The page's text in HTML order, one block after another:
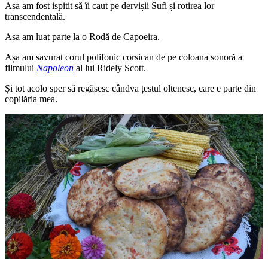
Așa am fost ispitit să îi caut pe dervișii Sufi și rotirea lor
transcendentală.
Așa am luat parte la o Rodă de Capoeira.
Așa am savurat corul polifonic corsican de pe coloana sonoră a
filmului Napoleon al lui Ridely Scott.
Și tot acolo sper să regăsesc cândva țestul oltenesc, care e parte din
copilăria mea.